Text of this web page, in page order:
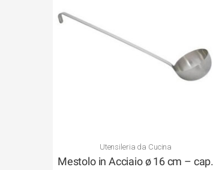
Utensileria da Cucina
Mestolo in Acciaio ø 16 cm – cap.